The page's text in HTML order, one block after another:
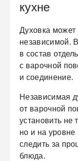
кухне
Духовка может
независимой.
в состав
с варочной
и соединение.
Независимая
от варочной
установить не
но и на
следить за
блюда.